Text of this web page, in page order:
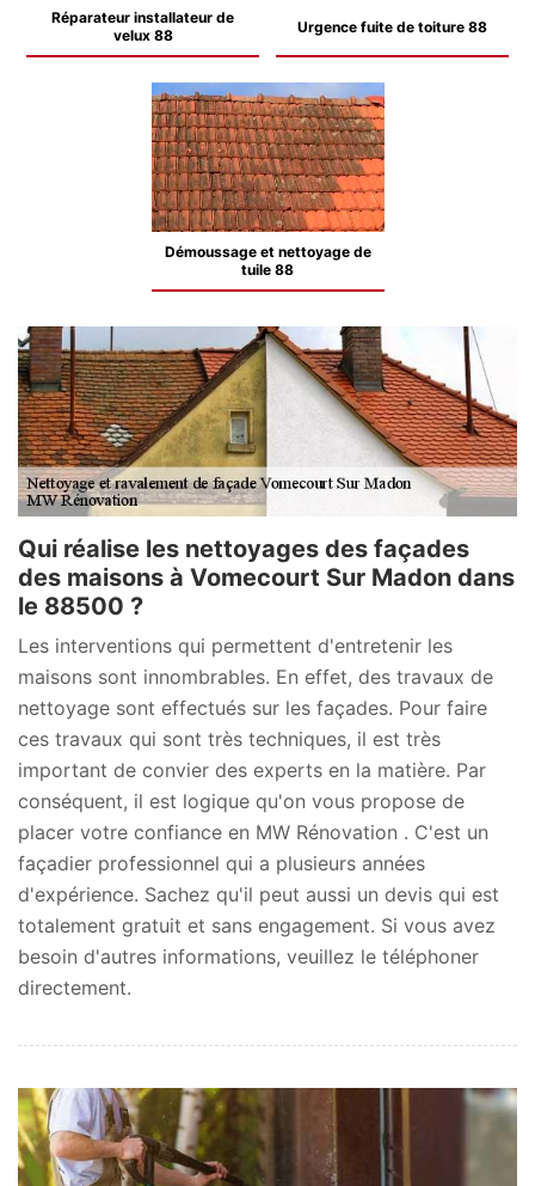
Réparateur installateur de
velux 88
Urgence fuite de toiture 88
Démoussage et nettoyage de
tuile 88
Qui réalise les nettoyages des façades
des maisons à Vomecourt Sur Madon dans
le 88500 ?
Les interventions qui permettent d'entretenir les
maisons sont innombrables. En effet, des travaux de
nettoyage sont effectués sur les façades. Pour faire
ces travaux qui sont très techniques, il est très
important de convier des experts en la matière. Par
conséquent, il est logique qu'on vous propose de
placer votre confiance en MW Rénovation . C'est un
façadier professionnel qui a plusieurs années
d'expérience. Sachez qu'il peut aussi un devis qui est
totalement gratuit et sans engagement. Si vous avez
besoin d'autres informations, veuillez le téléphoner
directement.